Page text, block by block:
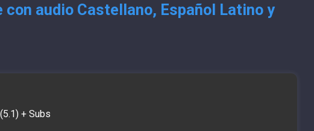
audio Castellano, Español Latino y
+ Subs